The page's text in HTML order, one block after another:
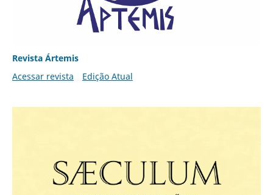
Revista Ártemis
Acessar revista
Edição Atual